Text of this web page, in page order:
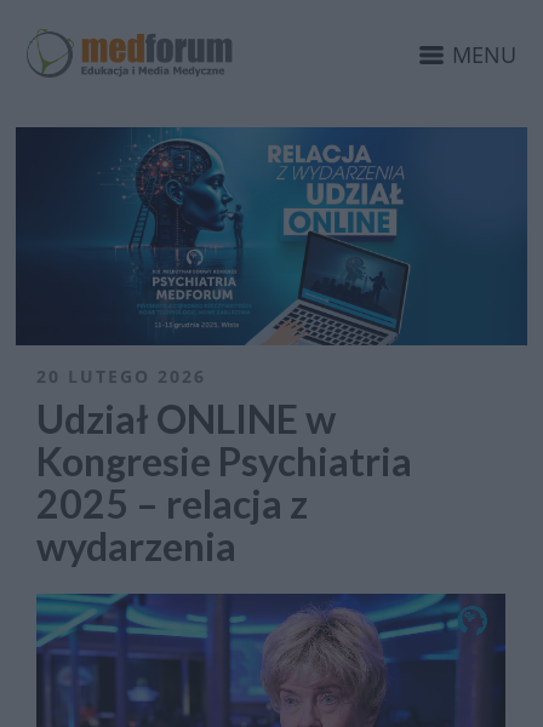
MENU
20 LUTEGO 2026
Udział ONLINE w
Kongresie Psychiatria
2025 – relacja z
wydarzenia